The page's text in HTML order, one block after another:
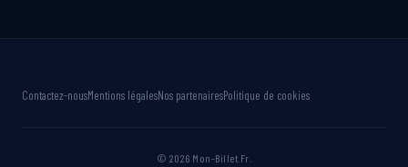
Contactez-nousMentions légalesNos partenairesPolitique de cookies
© 2026 Mon-Billet.Fr.